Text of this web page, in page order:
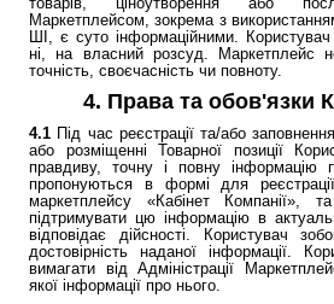
Маркетплейсом, зокрема з
ШІ, є суто інформаційними.
ні, на власний розсуд. Маркетплейс
точність, своєчасність чи повноту.
4. Права та обов'язки
4.1 Під час реєстрації та/або
або розміщенні Товарної позиції
правдиву, точну і повну інформацію
пропонуються в формі для
маркетплейсу «Кабінет Компанії»,
підтримувати цю інформацію в
відповідає дійсності. Користувач
достовірність наданої інформації.
вимагати від Адміністрації
якої інформації про нього.